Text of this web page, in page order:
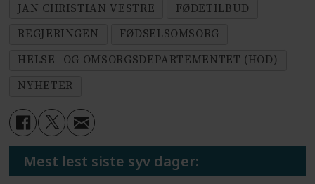
JAN CHRISTIAN VESTRE
FØDETILBUD
REGJERINGEN
FØDSELSOMSORG
HELSE- OG OMSORGSDEPARTEMENTET (HOD)
NYHETER
Mest lest siste syv dager: